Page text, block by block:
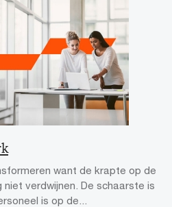
want de krapte op de
verdwijnen. De schaarste is
is op de...